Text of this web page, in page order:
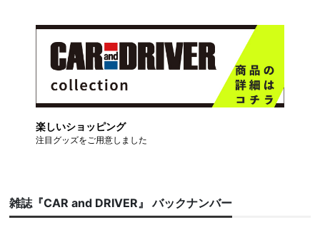
楽しいショッピング
注目グッズをご用意しました
雑誌『CAR and DRIVER』 バックナンバー